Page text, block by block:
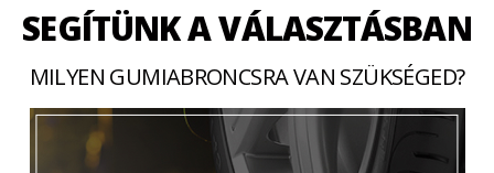
SEGÍTÜNK A VÁLASZTÁSBAN
MILYEN GUMIABRONCSRA VAN SZÜKSÉGED?